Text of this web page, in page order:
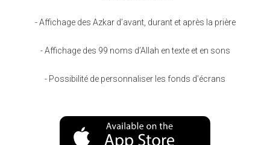
- Affichage des Azkar d’avant, durant et après la prière
- Affichage des 99 noms d’Allah en texte et en sons
- Possibilité de personnaliser les fonds d’écrans